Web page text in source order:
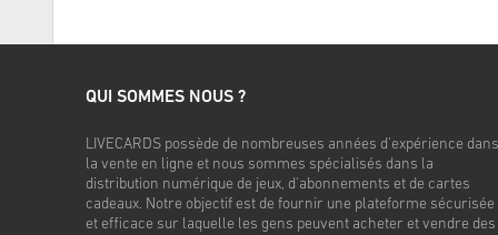
QUI SOMMES NOUS ?
LIVECARDS possède de nombreuses années d'expérience dans
la vente en ligne et nous sommes spécialisés dans la
distribution numérique de jeux, d'abonnements et de cartes
cadeaux. Notre objectif est de fournir une plateforme sécurisée
et efficace sur laquelle les gens peuvent acheter et vendre des